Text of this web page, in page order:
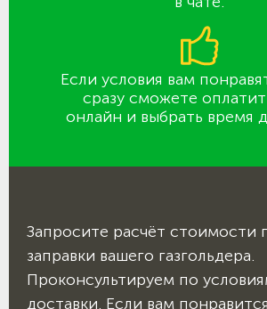
Если условия вам
сразу сможете
онлайн и выбрать время
Запросите расчёт стоимости
заправки вашего газгольдера.
Проконсультируем по
доставки. Если вам